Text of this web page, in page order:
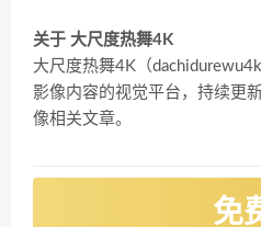
关于 大尺度热舞4K
大尺度热舞4K（
影像内容的视觉平台，持续更
像相关文章。
免